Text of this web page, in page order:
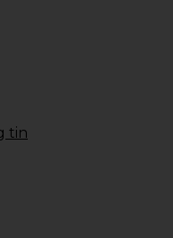
x 60
x 90
x 60
x 45
x 50
x 40
x 30
tin